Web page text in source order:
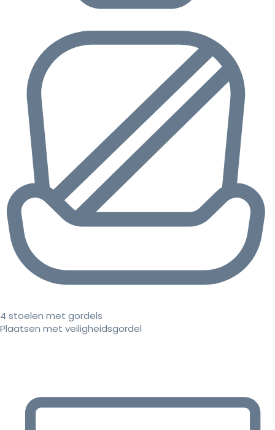
4 stoelen met gordels
Plaatsen met veiligheidsgordel